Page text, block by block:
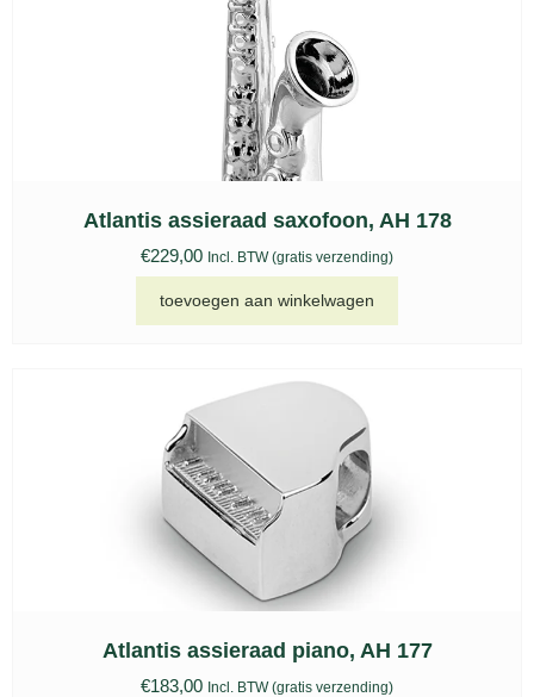
Atlantis assieraad saxofoon, AH 178
€229,00 Incl. BTW (gratis verzending)
toevoegen aan winkelwagen
Atlantis assieraad piano, AH 177
€183,00 Incl. BTW (gratis verzending)